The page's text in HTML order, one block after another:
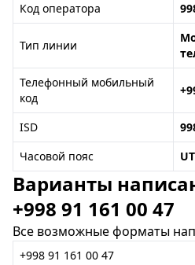
Код оператора
Тип линии
Телефонный мобильный
код
ISD
Часовой пояс
Варианты
+998 91 161 00 47
Все возможные форматы
+998 91 161 00 47